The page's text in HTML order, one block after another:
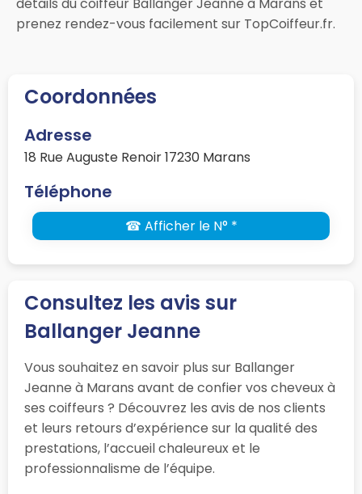
prenez rendez-vous facilement sur TopCoiffeur.fr.
Coordonnées
Adresse
18 Rue Auguste Renoir 17230 Marans
Téléphone
☎ Afficher le N° *
Consultez les avis sur
Ballanger Jeanne
Vous souhaitez en savoir plus sur Ballanger
Jeanne à Marans avant de confier vos cheveux à
ses coiffeurs ? Découvrez les avis de nos clients
et leurs retours d’expérience sur la qualité des
prestations, l’accueil chaleureux et le
professionnalisme de l’équipe.